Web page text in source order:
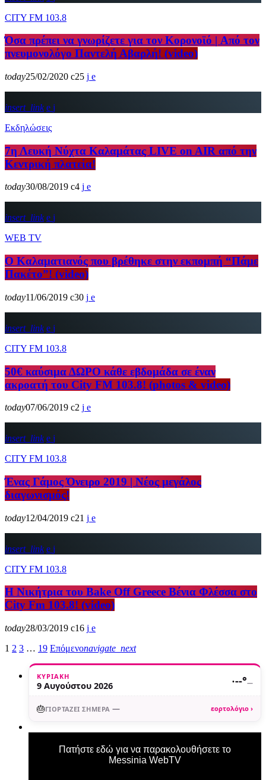
CITY FM 103.8
Όσα πρέπει να γνωρίζετε για τον Κορονοϊό | Aπό τον
πνευμονολόγο Παντελή Αβαρλή! (video)
today25/02/2020 25
insert_link
Εκδηλώσεις
7η Λευκή Νύχτα Καλαμάτας LIVE on AIR από την
Κεντρική πλατεία!
today30/08/2019 4
insert_link
WEB TV
Ο Καλαματιανός που βρέθηκε στην εκπομπή “Πάμε
Πακέτο”! (video)
today11/06/2019 30
insert_link
CITY FM 103.8
50€ καύσιμα ΔΩΡΟ κάθε εβδομάδα σε έναν
ακροατή του City FM 103.8! (photos & video)
today07/06/2019 2
insert_link
CITY FM 103.8
Ένας Γάμος Όνειρο 2019 | Νέος μεγάλος
διαγωνισμός!
today12/04/2019 21
insert_link
CITY FM 103.8
H Νικήτρια του Bake Off Greece Βένια Φλέσσα στο
City Fm 103.8! (video)
today28/03/2019
16
1 2 3 … 19 Επόμενοnavigate_next
ΚΥΡΙΑΚΉ
9 Αυγούστου 2026 ·--°—
🎂ΓΙΟΡΤΆΖΕΙ ΣΉΜΕΡΑ — εορτολόγιο ›
Πατήστε εδώ για να παρακολουθήσετε το
Messinia WebTV